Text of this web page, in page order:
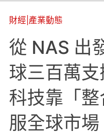
財經 產業動態
從 NAS 出
球三百萬
科技靠「
服全球市場